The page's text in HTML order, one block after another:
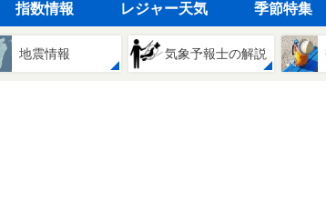
指数情報 レジャー天気 季節特集
地震情報 気象予報士の解説